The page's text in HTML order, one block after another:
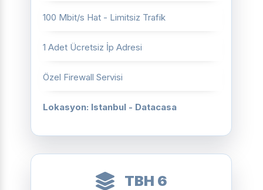
100 Mbit/s Hat - Limitsiz Trafik
1 Adet Ücretsiz İp Adresi
Özel Firewall Servisi
Lokasyon: Istanbul - Datacasa
TBH 6